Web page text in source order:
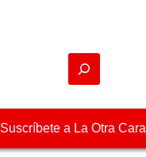
Suscríbete a La Otra Cara